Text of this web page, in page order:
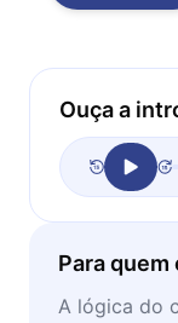
Ouça a
Para quem
A lógica do